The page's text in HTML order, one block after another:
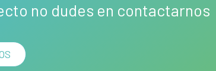
no dudes en contactarnos